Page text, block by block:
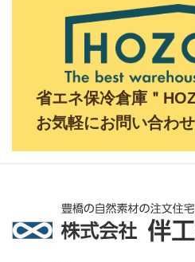
省エネ保冷倉庫＂
お気軽にお問い合わせ